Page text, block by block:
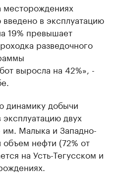
месторождениях
в эксплуатацию
19% превышает
разведочного
выросла на 42%», -
динамику добычи
эксплуатацию двух
Малыка и Западно-
нефти (72% от
на Усть-Тегусском и